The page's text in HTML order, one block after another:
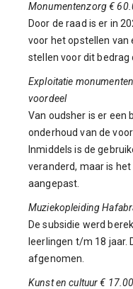
Monumentenzorg €
Door de raad is er in
voor het opstellen van
stellen voor dit bedrag
Exploitatie
voordeel
Van oudsher is er een
onderhoud van de
Inmiddels is de
veranderd, maar is
aangepast.
Muziekopleiding
De subsidie werd
leerlingen t/m 18 jaar.
afgenomen.
Kunst en cultuur €